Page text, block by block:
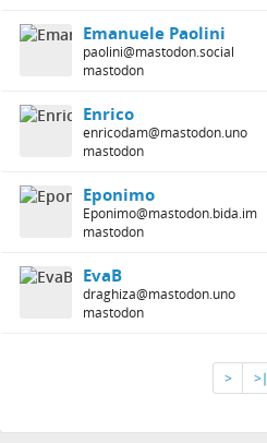
Emanuele Paolini
paolini@mastodon.social
mastodon
Enrico
enricodam@mastodon.uno
mastodon
Eponimo
Eponimo@mastodon.bida.im
mastodon
EvaB
draghiza@mastodon.uno
mastodon
> >∣